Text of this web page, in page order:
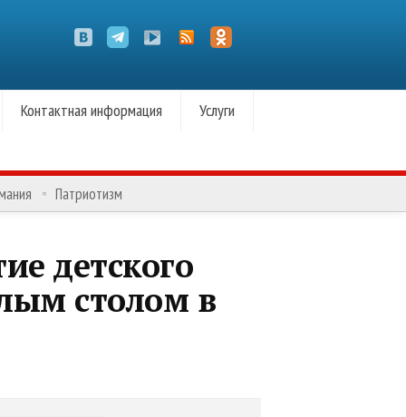
Контактная информация Услуги
Патриотизм
детского
столом в